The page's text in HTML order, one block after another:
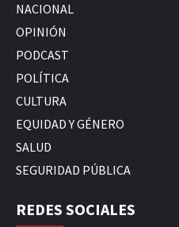
NACIONAL
OPINIÓN
PODCAST
POLÍTICA
CULTURA
EQUIDAD Y GÉNERO
SALUD
SEGURIDAD PÚBLICA
REDES SOCIALES